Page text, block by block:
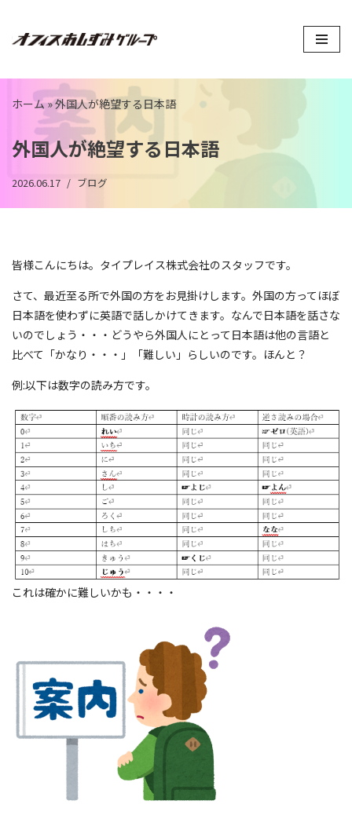
コ
テ
ン
へ
ス
キ
ホーム»外国人が絶望する日本語
外国人が絶望する日本語
2026.06.17 ブログ
皆様こんにちは。タイプレイス株式会社のスタッフです。
さて、最近至る所で外国の方をお見掛けします。外国の方ってほぼ
日本語を使わずに英語で話しかけてきます。なんで日本語を話さな
いのでしょう・・・どうやら外国人にとって日本語は他の言語と
比べて「かなり・・・」「難しい」らしいのです。ほんと？
例:以下は数字の読み方です。
これは確かに難しいかも・・・・